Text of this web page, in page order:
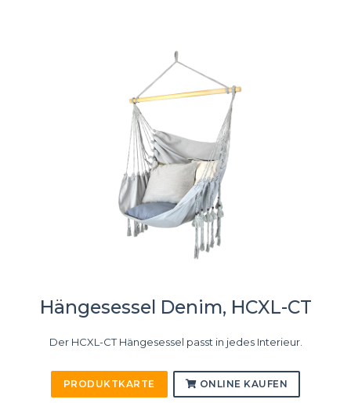
Hängesessel Denim, HCXL-CT
Der HCXL-CT Hängesessel passt in jedes Interieur.
PRODUKTKARTE ONLINE KAUFEN